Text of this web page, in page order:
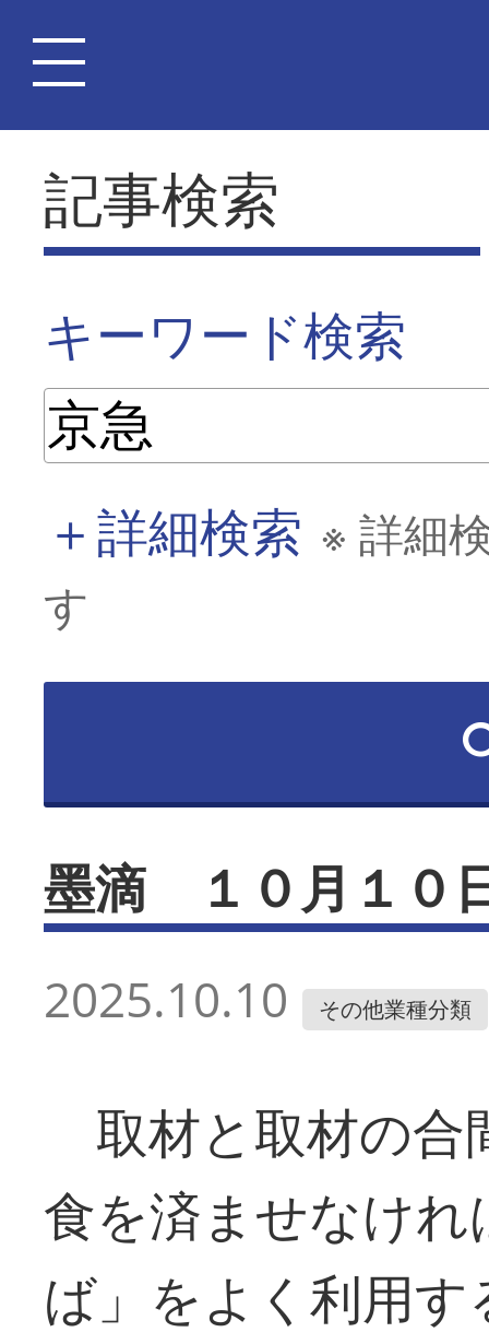
記事検索
キーワード検索
＋詳細検索 ※ 詳細
す
墨滴 １０月１０
2025.10.10 その他業種分類
取材と取材の合
食を済ませなけ
ば」をよく利用